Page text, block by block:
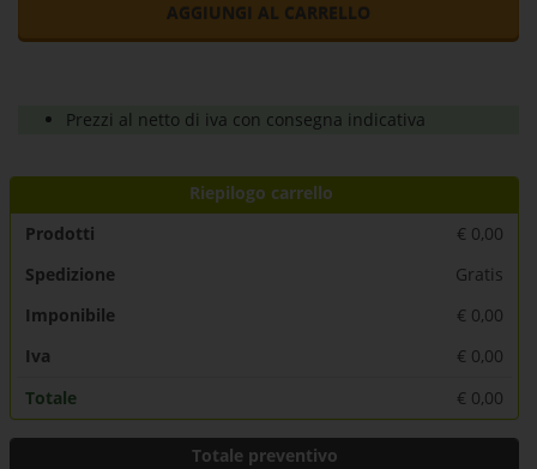
AGGIUNGI AL CARRELLO
Prezzi al netto di iva con consegna indicativa
Riepilogo carrello
Prodotti
€ 0,00
Spedizione
Gratis
Imponibile
€ 0,00
Iva
€ 0,00
Totale
€ 0,00
Totale preventivo